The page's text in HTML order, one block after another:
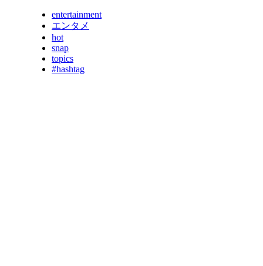
entertainment
エンタメ
hot
snap
topics
#hashtag